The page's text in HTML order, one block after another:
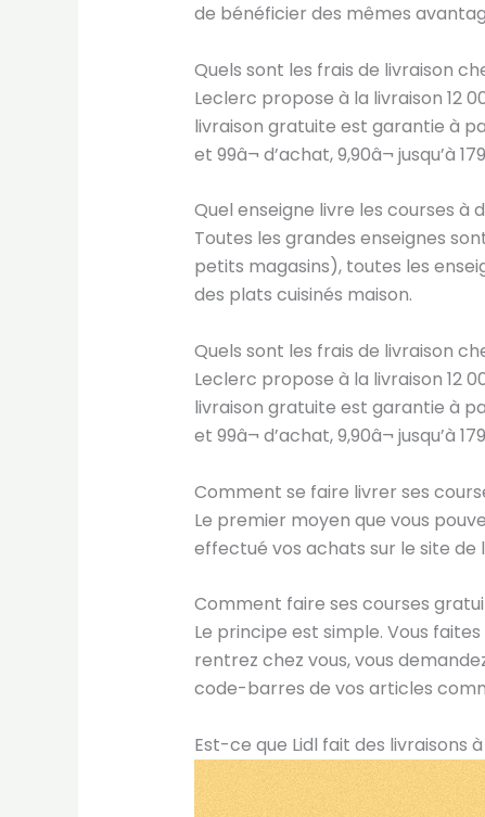
de bénéficier des mêmes
Quels sont les frais de livraison
Leclerc propose à la livraison 12
livraison gratuite est garantie à
et 99â¬ d’achat, 9,90â¬ jusqu’à
Quel enseigne livre les courses à
Toutes les grandes enseignes
petits magasins), toutes les
des plats cuisinés maison.
Quels sont les frais de livraison
Leclerc propose à la livraison 12
livraison gratuite est garantie à
et 99â¬ d’achat, 9,90â¬ jusqu’à
Comment se faire livrer ses
Le premier moyen que vous
effectué vos achats sur le site de
Comment faire ses courses
Le principe est simple. Vous
rentrez chez vous, vous
code-barres de vos articles
Est-ce que Lidl fait des livraisons